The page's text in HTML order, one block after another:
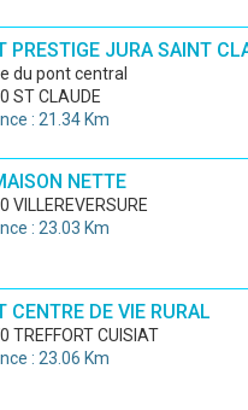
PRESTIGE JURA SAINT
du pont central
ST CLAUDE
: 21.34 Km
NETTE
VILLEREVERSURE
: 23.03 Km
CENTRE DE VIE RURAL
TREFFORT CUISIAT
: 23.06 Km